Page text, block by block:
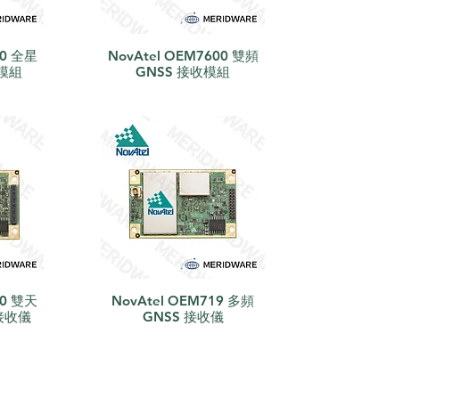
全星
組
快速瀏覽
NovAtel OEM7600 雙頻
GNSS 接收模組
雙天
收儀
快速瀏覽
NovAtel OEM719 多頻
GNSS 接收儀